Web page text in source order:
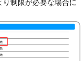
制限が必要な場合に